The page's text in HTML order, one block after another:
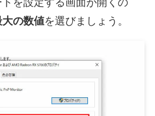
を設定する画面が開くの
の数値を選びましょう。